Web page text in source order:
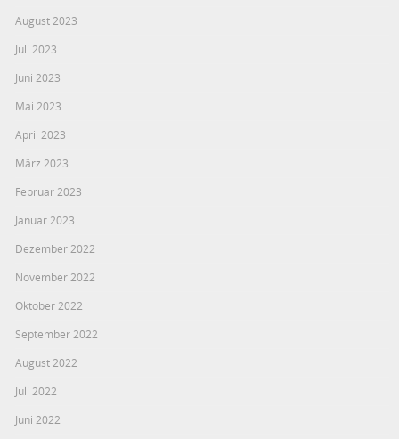
August 2023
Juli 2023
Juni 2023
Mai 2023
April 2023
März 2023
Februar 2023
Januar 2023
Dezember 2022
November 2022
Oktober 2022
September 2022
August 2022
Juli 2022
Juni 2022